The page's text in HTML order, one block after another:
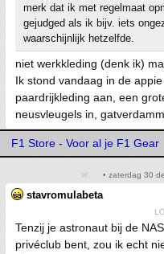
merk dat ik met regelmaat
gejudged als ik bijv. iets
waarschijnlijk hetzelfde.
niet werkkleding (denk ik)
Ik stond vandaag in de
paardrijkleding aan, een
neusvleugels in,
F1 Store - Voor al je F1 Gear
• zaterdag 30
stavromulabeta
Tenzij je astronaut bij de
privéclub bent, zou ik echt